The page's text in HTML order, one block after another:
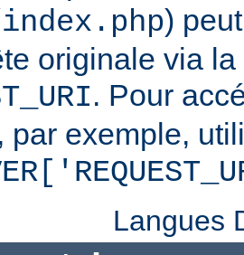
)
originale via
. Pour
par exemple,
Langues